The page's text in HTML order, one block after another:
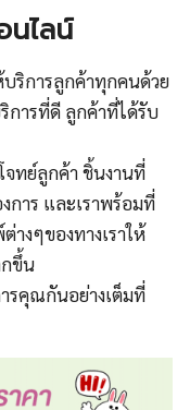
นไลน์
ริการลูกค้าทุกคนด้วย
การที่ดี ลูกค้าที่ได้รับ
จทย์ลูกค้า ชิ้นงานที่
การ และเราพร้อมที่
งๆของทางเราให้
กขึ้น
รคุณกันอย่างเต็มที่